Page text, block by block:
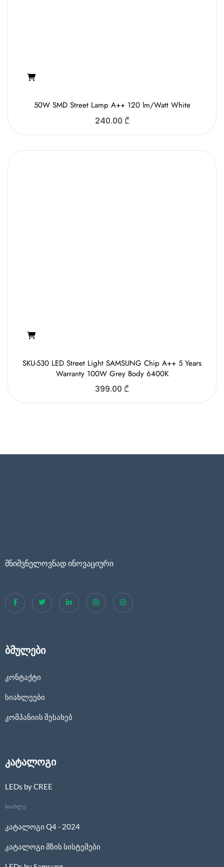
50W SMD Street Lamp A++ 120 lm/Watt White
240.00 ₾
SKU-530 LED Street Light SAMSUNG Chip A++ 5 Years
Warranty 100W Grey Body 6400K
399.00 ₾
მნიშვნელოვნად ინოვაციური
ბმულები
კონტაქტი
სიახლეები
კომპანიის შესახებ
კატალოგი
LEDs by CREE
სიახლე
კატალოგი Q4 - 2024
კატალოგი მზის სისტემები